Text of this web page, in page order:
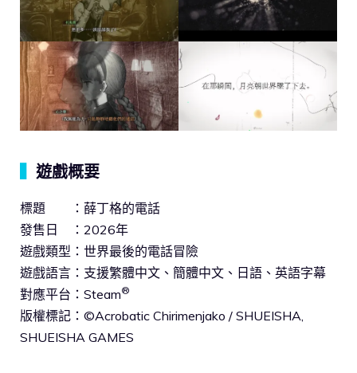
遊戲概要
標題 ：薛丁格的電話
發售日 ：2026年
遊戲類型：世界最後的電話冒險
遊戲語言：支援繁體中文、簡體中文、日語、英語字幕
對應平台：Steam®
版權標記：©Acrobatic Chirimenjako / SHUEISHA,
SHUEISHA GAMES